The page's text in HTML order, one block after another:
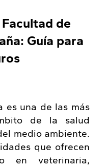
de
Guía para
es una de las más
de la salud
medio ambiente.
que ofrecen
en veterinaria,